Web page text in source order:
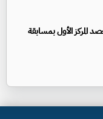
المركز الأول بمسابقة